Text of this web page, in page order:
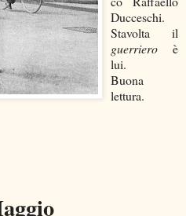
Ducceschi.
Stavolta il
guerriero è
lui.
Buona
lettura.